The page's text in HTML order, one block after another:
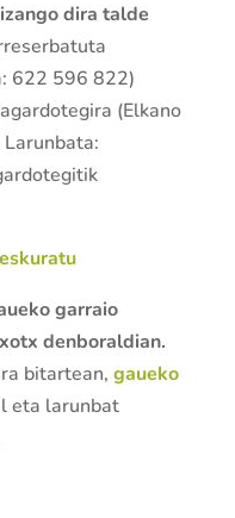
dira talde
622 596 822)
(Elkano
garraio
denboraldian.
bitartean, gaueko
eta larunbat